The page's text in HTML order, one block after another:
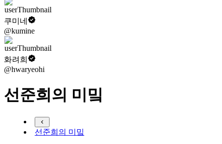
쿠미네
@kumine
화려희
@hwaryeohi
선준희의 미밐
선준희의 미밐